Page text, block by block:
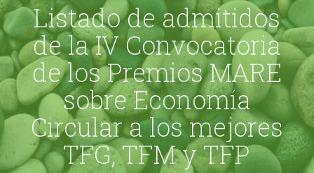
Listado de admitidos
de la IV Convocatoria
de los Premios MARE
sobre Economía
Circular a los mejores
TFG, TFM y TFP